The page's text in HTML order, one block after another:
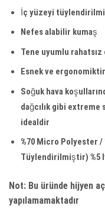
İç yüzeyi
Nefes alabilir kumaş
Tene uyumlu
Esnek ve ergonomiktir
Soğuk hava
dağcılık gibi
idealdir
%70 Micro Polyester /
Tüylendirilmiştir) %5
Not: Bu üründe hijyen
yapılamamaktadır